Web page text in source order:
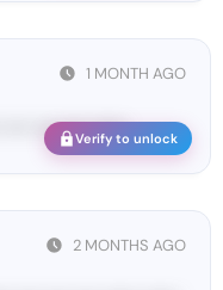
1 MONTH AGO
•••• •••• ••••••
Verify to unlock
2 MONTHS AGO